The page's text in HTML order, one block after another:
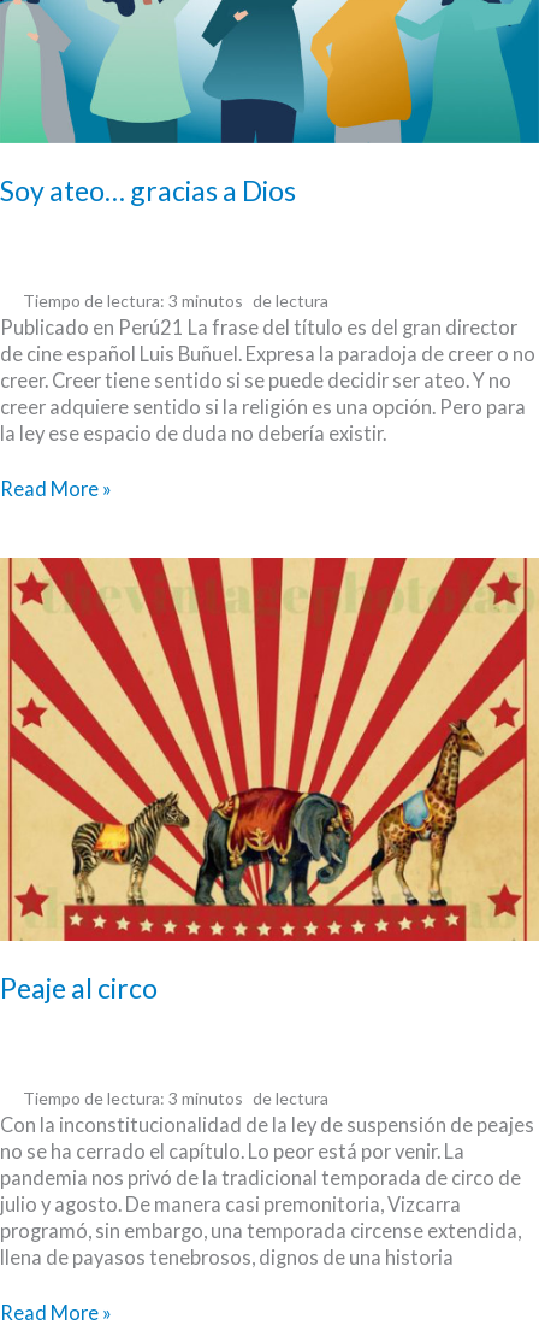
Soy ateo… gracias a Dios
Tiempo de lectura: 3 minutos
Publicado en Perú21 La frase del título es del gran director
de cine español Luis Buñuel. Expresa la paradoja de creer o no
creer. Creer tiene sentido si se puede decidir ser ateo. Y no
creer adquiere sentido si la religión es una opción. Pero para
la ley ese espacio de duda no debería existir.
Soy
Dios
Read More »
Peaje al circo
Tiempo de lectura: 3 minutos
Con la inconstitucionalidad de la ley de suspensión de peajes
no se ha cerrado el capítulo. Lo peor está por venir. La
pandemia nos privó de la tradicional temporada de circo de
julio y agosto. De manera casi premonitoria, Vizcarra
programó, sin embargo, una temporada circense extendida,
llena de payasos tenebrosos, dignos de una historia
Peaje
Read More »